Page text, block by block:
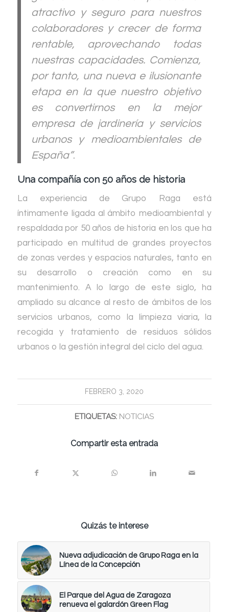
atractivo y seguro para nuestros
colaboradores y crecer de forma
rentable, aprovechando todas
nuestras capacidades. Comienza,
por tanto, una nueva e ilusionante
etapa en la que nuestro objetivo
es convertirnos en la mejor
empresa de jardinería y servicios
urbanos y medioambientales de
España”.
Una compañía con 50 años de historia
La experiencia de Grupo Raga está
íntimamente ligada al ámbito medioambiental y
respaldada por 50 años de historia en los que ha
participado en multitud de grandes proyectos
de zonas verdes y espacios naturales, tanto en
su desarrollo o creación como en su
mantenimiento. A lo largo de este siglo, ha
ampliado su alcance al resto de ámbitos de los
servicios urbanos, como la limpieza viaria, la
recogida y tratamiento de residuos sólidos
urbanos o la gestión integral del ciclo del agua.
FEBRERO 3, 2020
ETIQUETAS: NOTICIAS
Compartir esta entrada
Quizás te interese
Nueva adjudicación de Grupo Raga en la
Línea de la Concepción
El Parque del Agua de Zaragoza
renueva el galardón Green Flag